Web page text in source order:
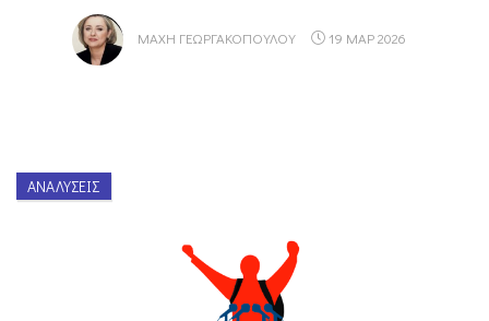
ΜΆΧΗ ΓΕΩΡΓΑΚΟΠΟΎΛΟΥ 19 ΜΑΡ 2026
ΑΝΑΛΎΣΕΙΣ